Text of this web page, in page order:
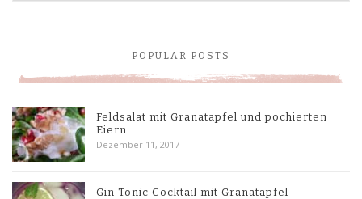
POPULAR POSTS
Feldsalat mit Granatapfel und pochierten
Eiern
Dezember 11, 2017
Gin Tonic Cocktail mit Granatapfel